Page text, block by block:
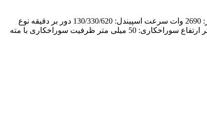
دستگاه اتوماتیک دریل مگنت AST-PRO/AT80 AST PROMAX AUTO PRO/AT80 DRILL MAGNET تحت لیسانس آلمان دیمر دار قدرت موتور: 2690 وات سرعت اسپیندل: 130/330/620 دور بر دقیقه نوع
گیربکس : سه حالته – روغنی ابزار گیر (گلویی دستگاه): MT2 قدرت مگنت: 17600 نیوتن ظرفیت سوراخکاری با گردبر مگنت: 80 میلی متر حداکثر ارتفاع سوراخکاری: 50 میلی متر ظرفیت سوراخکاری با مته